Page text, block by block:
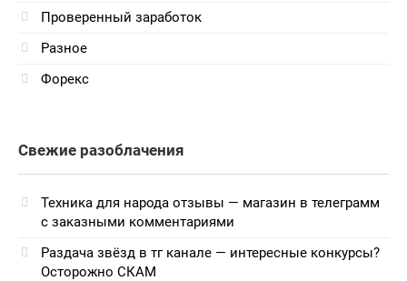
Проверенный заработок
Разное
Форекс
Свежие разоблачения
Техника для народа отзывы — магазин в телеграмм
с заказными комментариями
Раздача звёзд в тг канале — интересные конкурсы?
Осторожно СКАМ